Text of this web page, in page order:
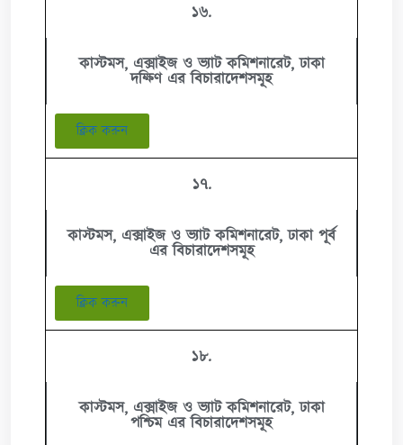
১৬.
কাস্টমস, এক্সাইজ ও ভ্যাট কমিশনারেট, ঢাকা
দক্ষিণ এর বিচারাদেশসমূহ
ক্লিক করুন
১৭.
কাস্টমস, এক্সাইজ ও ভ্যাট কমিশনারেট, ঢাকা পূর্ব
এর বিচারাদেশসমূহ
ক্লিক করুন
১৮.
কাস্টমস, এক্সাইজ ও ভ্যাট কমিশনারেট, ঢাকা
পশ্চিম এর বিচারাদেশসমূহ